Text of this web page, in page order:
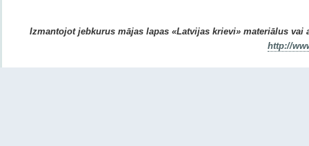
Izmantojot jebkurus mājas lapas «Latvijas krievi» materiālus
http://